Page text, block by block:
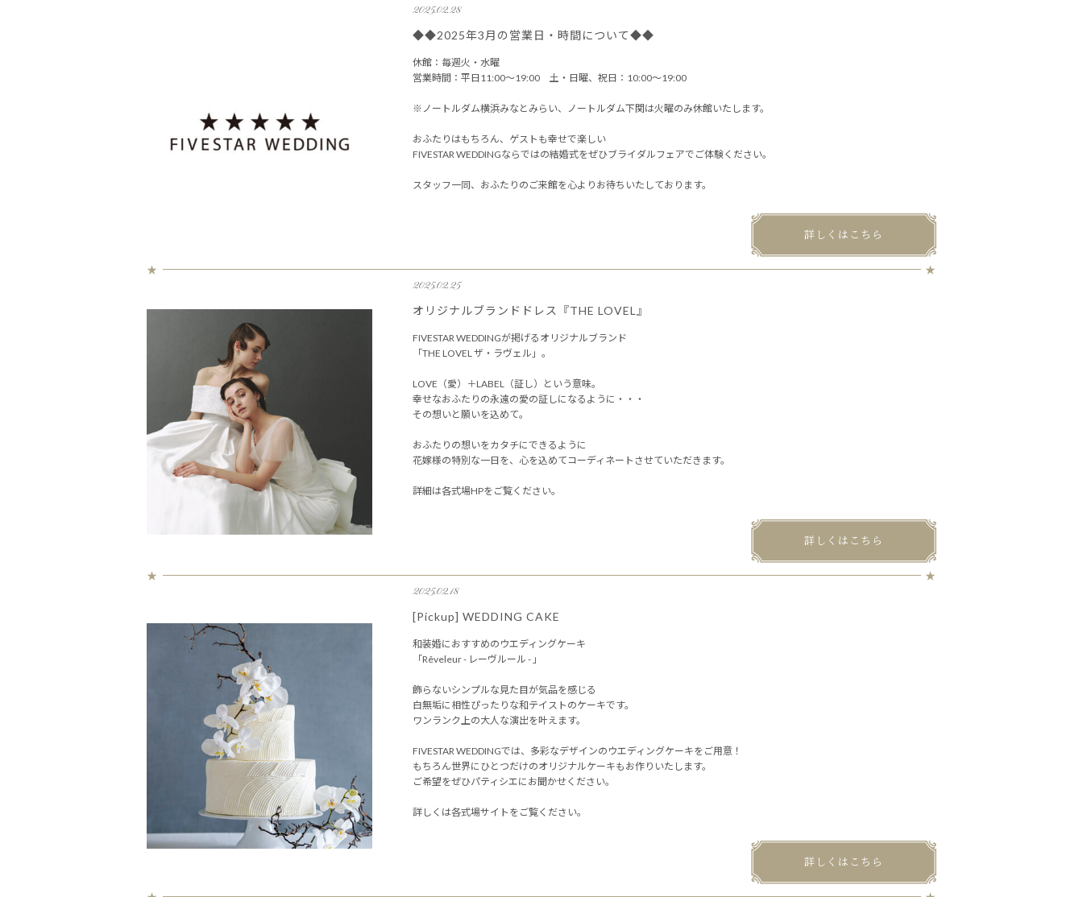
2025.02.28
◆◆2025年3月の営業日・時間について◆◆
休館：毎週火・水曜
営業時間：平日11:00～19:00 土・日曜、祝日：10:00～19:00
※ノートルダム横浜みなとみらい、ノートルダム下関は火曜のみ休館いたします。
おふたりはもちろん、ゲストも幸せで楽しい
FIVESTAR WEDDINGならではの結婚式をぜひブライダルフェアでご体験ください。
スタッフ一同、おふたりのご来館を心よりお待ちいたしております。
詳しくはこちら
2025.02.25
オリジナルブランドドレス『THE LOVEL』
FIVESTAR WEDDINGが掲げるオリジナルブランド
「THE LOVEL ザ・ラヴェル」。
LOVE（愛）＋LABEL（証し）という意味。
幸せなおふたりの永遠の愛の証しになるように・・・
その想いと願いを込めて。
おふたりの想いをカタチにできるように
花嫁様の特別な一日を、心を込めてコーディネートさせていただきます。
詳細は各式場HPをご覧ください。
詳しくはこちら
2025.02.18
[Pickup] WEDDING CAKE
和装婚におすすめのウエディングケーキ
「Rêveleur - レーヴルール - 」
飾らないシンプルな見た目が気品を感じる
白無垢に相性ぴったりな和テイストのケーキです。
ワンランク上の大人な演出を叶えます。
FIVESTAR WEDDINGでは、多彩なデザインのウエディングケーキをご用意！
もちろん世界にひとつだけのオリジナルケーキもお作りいたします。
ご希望をぜひパティシエにお聞かせください。
詳しくは各式場サイトをご覧ください。
詳しくはこちら